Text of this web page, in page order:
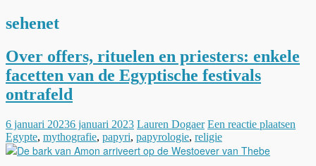
sehenet
Over offers, rituelen en priesters: enkele
facetten van de Egyptische festivals
ontrafeld
6 januari 20236 januari 2023 Lauren Dogaer Een reactie plaatsen
Egypte, mythografie, papyri, papyrologie, religie